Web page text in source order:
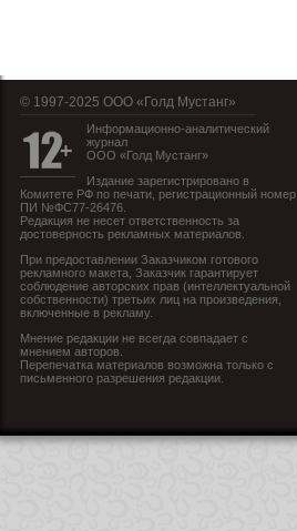
© 1997-2025 OOO «Голд Мустанг»
Информационно-аналитический
журнал
ООО «Голд Мустанг»
Издание зарегистрировано в
Комитете РФ по печати, регистрационный номер
ПИ №ФС77-26476.
Редакция не несет ответственность за
достоверность рекламных материалов.
При предоставлении Заказчиком готового
рекламного макета, Заказчик гарантирует
соблюдение авторских прав (интеллектуальной
собственности) третьих лиц на произведения,
включенные в рекламу.
Мнение редакции не всегда совпадает с
мнением авторов.
Перепечатка материалов возможна только с
письменного разрешения редакции.